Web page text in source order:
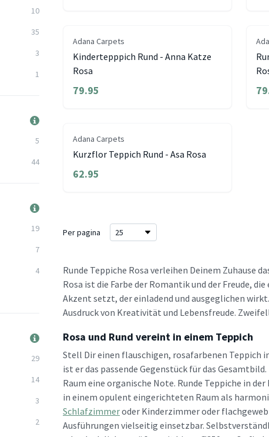
10
35
3
1
5
44
19
7
4
29
14
3
2
Adana Carpets
Kindertepppich Rund - Anna Katze
Rosa
79.95
Adana Carpets
Kurzflor Teppich Rund - Asa Rosa
62.95
Per pagina
Runde Teppiche Rosa verleihen Deinem Zuhause
Rosa ist die Farbe der Romantik und der Freude,
Akzent setzt, der einladend und ausgeglichen
Ausdruck von Kreativität und Lebensfreude.
Rosa und Rund vereint in einem Teppich
Stell Dir einen flauschigen, rosafarbenen Teppich
ist er das passende Gegenstück für das
Raum eine organische Note. Runde Teppiche in
in einem opulent eingerichteten Raum als
Schlafzimmeroder Kinderzimmer oder
Ausführungen vielseitig einsetzbar.